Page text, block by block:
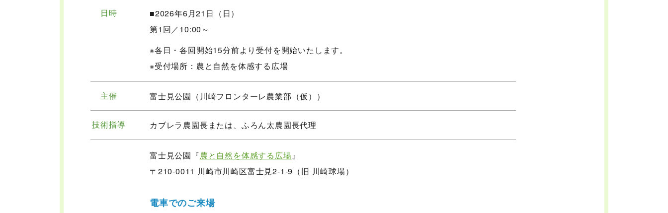
日時
■2026年6月21日（日）
第1回／10:00～
※各日・各回開始15分前より受付を開始いたします。
※受付場所：農と自然を体感する広場
主催 富士見公園（川崎フロンターレ農業部（仮））
技術指導 カブレラ農園長または、ふろん太農園長代理
富士見公園『農と自然を体感する広場』
〒210-0011 川崎市川崎区富士見2-1-9（旧 川崎球場）
電車でのご来場